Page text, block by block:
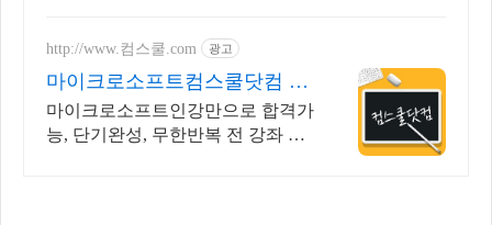
http://www.컴스쿨.com 광고
마이크로소프트컴스쿨닷컴 당
일 신청&결제시 기프티콘!
마이크로소프트인강만으로 합격가
능, 단기완성, 무한반복 전 강좌 스